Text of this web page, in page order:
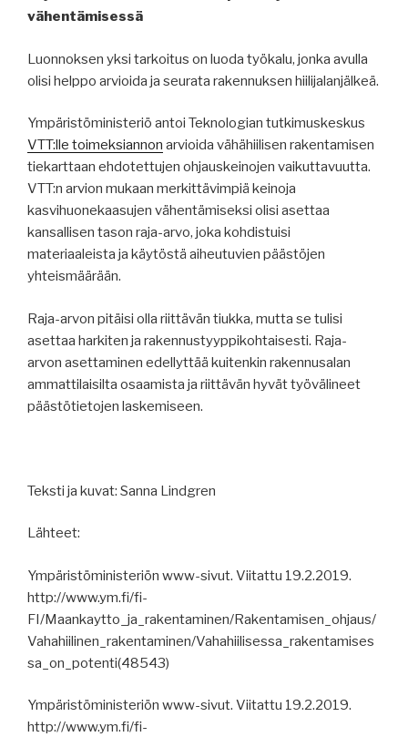
vähentämisessä
Luonnoksen yksi tarkoitus on luoda työkalu, jonka avulla
olisi helppo arvioida ja seurata rakennuksen hiilijalanjälkeä.
Ympäristöministeriö antoi Teknologian tutkimuskeskus
VTT:lle toimeksiannon arvioida vähähiilisen rakentamisen
tiekarttaan ehdotettujen ohjauskeinojen vaikuttavuutta.
VTT:n arvion mukaan merkittävimpiä keinoja
kasvihuonekaasujen vähentämiseksi olisi asettaa
kansallisen tason raja-arvo, joka kohdistuisi
materiaaleista ja käytöstä aiheutuvien päästöjen
yhteismäärään.
Raja-arvon pitäisi olla riittävän tiukka, mutta se tulisi
asettaa harkiten ja rakennustyyppikohtaisesti. Raja-
arvon asettaminen edellyttää kuitenkin rakennusalan
ammattilaisilta osaamista ja riittävän hyvät työvälineet
päästötietojen laskemiseen.
Teksti ja kuvat: Sanna Lindgren
Lähteet:
Ympäristöministeriön www-sivut. Viitattu 19.2.2019.
http://www.ym.fi/fi-
FI/Maankaytto_ja_rakentaminen/Rakentamisen_ohjaus/
Vahahiilinen_rakentaminen/Vahahiilisessa_rakentamises
sa_on_potenti(48543)
Ympäristöministeriön www-sivut. Viitattu 19.2.2019.
http://www.ym.fi/fi-